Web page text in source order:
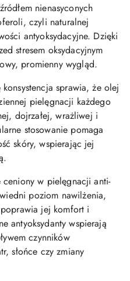
nienasyconych
czyli naturalnej
antyoksydacyjne. Dzięki
stresem oksydacyjnym
promienny wygląd.
sprawia, że olej
pielęgnacji każdego
dojrzałej, wrażliwej i
stosowanie pomaga
skóry, wspierając jej
w pielęgnacji anti-
poziom nawilżenia,
jej komfort i
antyoksydanty wspierają
czynników
słońce czy zmiany